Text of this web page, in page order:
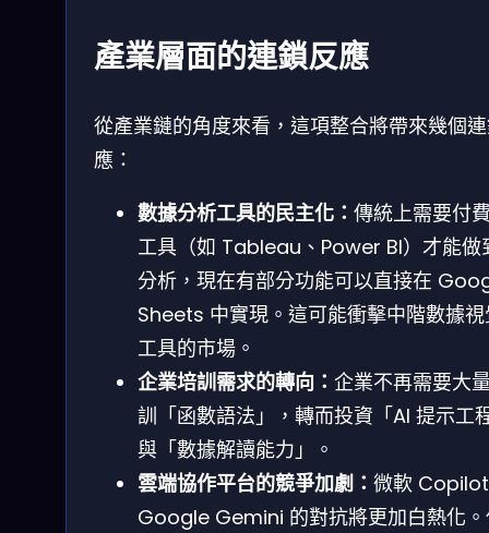
產業層面的連鎖反應
從產業鏈的角度來看，這項整合將帶來幾個
應：
數據分析工具的民主化： 傳統上需要付
工具（如 Tableau、Power BI）才能做
分析，現在有部分功能可以直接在
Sheets 中實現。這可能衝擊中階數據
工具的市場。
企業培訓需求的轉向： 企業不再需要大
訓「函數語法」，轉而投資「AI 提示工
與「數據解讀能力」。
雲端協作平台的競爭加劇： 微軟
Google Gemini 的對抗將更加白熱化